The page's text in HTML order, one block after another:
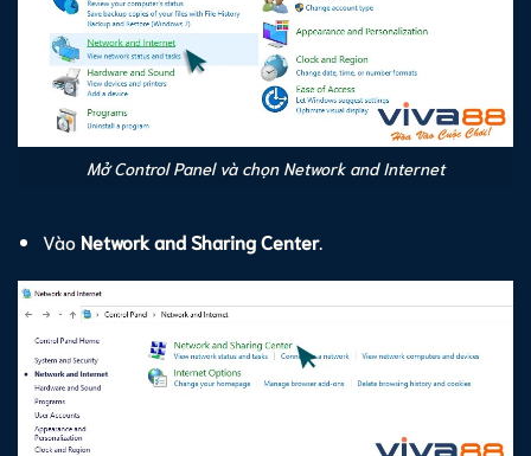
Mở Control Panel và chọn Network and Internet
VàoNetwork and Sharing Center.